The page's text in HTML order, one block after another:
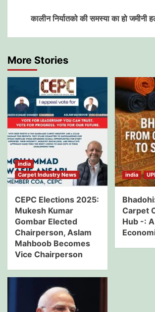
कालीन निर्यातको की समस्या का हो जमीनी
More Stories
india
Carpet Industry News
CEPC Elections 2025:
Mukesh Kumar
Gombar Elected
Chairperson, Aslam
Mahboob Becomes
Vice Chairperson
india
Carpet
Hub -: